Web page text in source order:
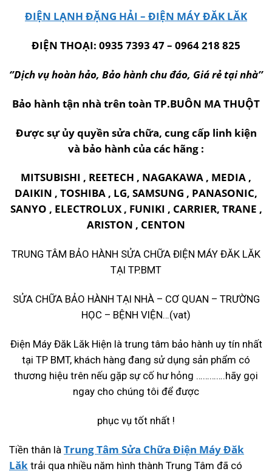
ĐIỆN LẠNH ĐẶNG HẢI – ĐIỆN MÁY ĐĂK LĂK
ĐIỆN THOẠI: 0935 7393 47 – 0964 218 825
‘’Dịch vụ hoàn hảo, Bảo hành chu đáo, Giá rẻ tại nhà’’
Bảo hành tận nhà trên toàn TP.BUÔN MA THUỘT
Được sự ủy quyền sửa chữa, cung cấp linh kiện
và bảo hành của các hãng :
MITSUBISHI , REETECH , NAGAKAWA , MEDIA ,
DAIKIN , TOSHIBA , LG, SAMSUNG , PANASONIC,
SANYO , ELECTROLUX , FUNIKI , CARRIER, TRANE ,
ARISTON , CENTON
TRUNG TÂM BẢO HÀNH SỬA CHỮA ĐIỆN MÁY ĐĂK LĂK
TẠI TP.BMT
SỬA CHỮA BẢO HÀNH TẠI NHÀ – CƠ QUAN – TRƯỜNG
HỌC – BỆNH VIỆN…(vat)
Điện Máy Đăk Lăk Hiện là trung tâm bảo hành uy tín nhất
tại TP BMT, khách hàng đang sử dụng sản phẩm có
thương hiệu trên nếu gặp sự cố hư hỏng ………….hãy gọi
ngay cho chúng tôi để được
phục vụ tốt nhất !
Tiền thân là Trung Tâm Sửa Chữa Điện Máy Đăk
Lăk trải qua nhiều năm hình thành Trung Tâm đã có